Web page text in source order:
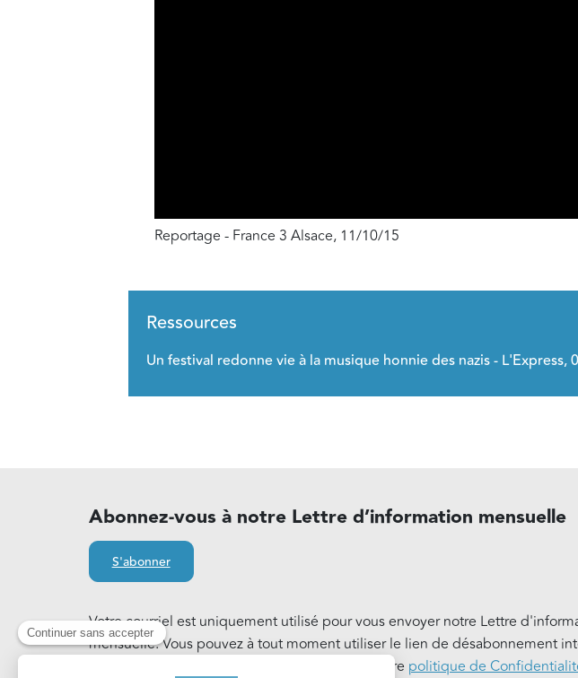
Reportage - France 3 Alsace, 11/10/15
Ressources
Un festival redonne vie à la musique honnie des nazis - L'Express,
Abonnez-vous à notre Lettre d’information mensuelle
S'abonner
Votre courriel est uniquement utilisé pour vous envoyer notre Lettre
mensuelle. Vous pouvez à tout moment utiliser le lien de désabonnement
notre Lettre d'information. En savoir plus sur notre politique de